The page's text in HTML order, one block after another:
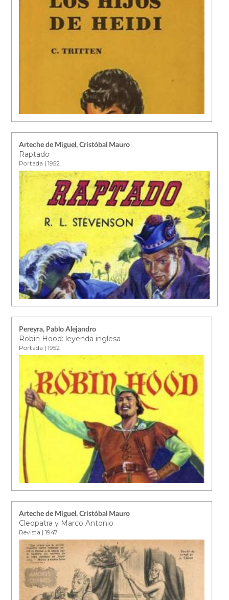
Arteche de Miguel, Cristóbal Mauro
Raptado
Portada | 1952
Pereyra, Pablo Alejandro
Robin Hood: leyenda inglesa
Portada | 1952
Arteche de Miguel, Cristóbal Mauro
Cleopatra y Marco Antonio
Revista | 1947